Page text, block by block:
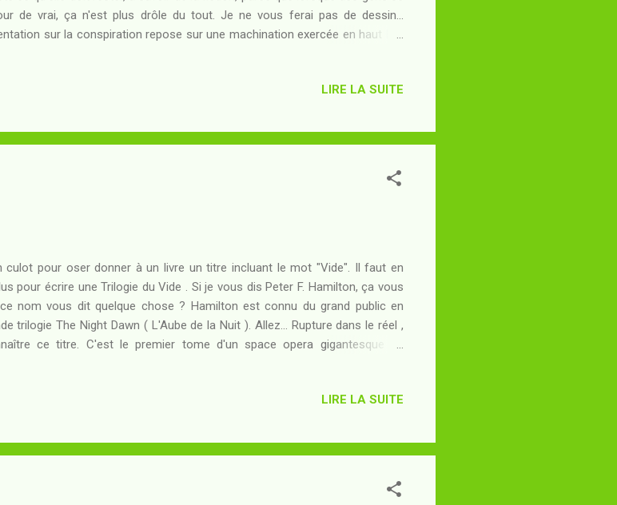
de vrai, ça n'est plus drôle du tout. Je ne vous ferai pas de dessin...
sur la conspiration repose sur une machination exercée en haut lieu
"government denies knowledge" que j'abrègerai en "GDK". Que les forces
et...
LIRE LA SUITE
culot pour oser donner à un livre un titre incluant le mot "Vide". Il faut en
pour écrire une Trilogie du Vide . Si je vous dis Peter F. Hamilton, ça vous
nom vous dit quelque chose ? Hamilton est connu du grand public en
trilogie The Night Dawn ( L'Aube de la Nuit ). Allez... Rupture dans le réel ,
ce titre. C'est le premier tome d'un space opera gigantesque en
tout d'abord à cause de ceci : L'envergure ne fait pas tout, et si The Night
pouvoir oser dire que cett...
LIRE LA SUITE